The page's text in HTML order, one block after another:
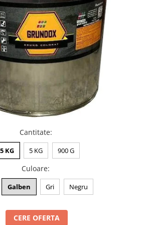
Cantitate:
KG 5 KG 900 G
Culoare:
Galben Gri Negru
CERE OFERTA